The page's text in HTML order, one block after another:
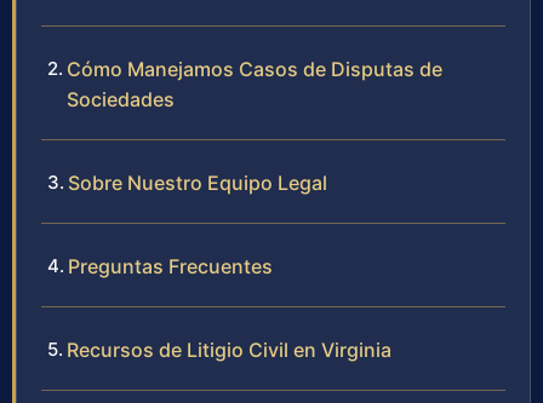
Cómo Manejamos Casos de Disputas de
Sociedades
Sobre Nuestro Equipo Legal
Preguntas Frecuentes
Recursos de Litigio Civil en Virginia